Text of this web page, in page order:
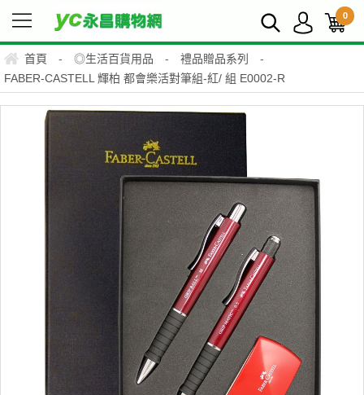
0
首頁 - ◎生活百貨用品 - 禮品贈品系列
-
FABER-CASTELL 輝柏 都會樂活對筆組-紅/ 組 E0002-R